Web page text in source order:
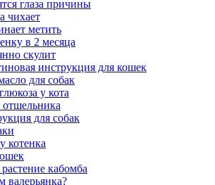
глаза причины
чихает
метить
в 2 месяца
скулит
инструкция для кошек
для собак
у кота
для собак
котенка
кабомба
валерьянка?